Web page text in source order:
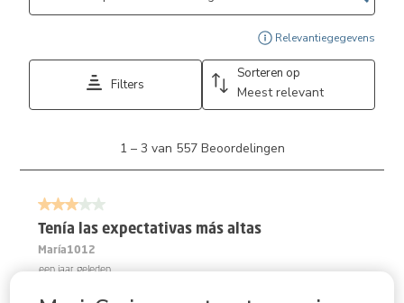
Relevantiegegevens
Filters
Sorteren op
Meest relevant
3
557
Beoordelingen.
1 – 3 van 557 Beoordelingen
3 van 5 sterren.
Tenía las expectativas más altas
María1012
een jaar geleden
Ya tengo la silla mica pro 360, compré la emerald